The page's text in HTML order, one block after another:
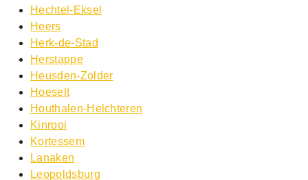
Hechtel-Eksel
Heers
Herk-de-Stad
Herstappe
Heusden-Zolder
Hoeselt
Houthalen-Helchteren
Kinrooi
Kortessem
Lanaken
Leopoldsburg